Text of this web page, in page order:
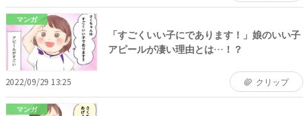
マンガ
「すごくいい子にであります！」娘のいい子
アピールが凄い理由とは…！？
2022/09/29 13:25 クリップ
マンガ